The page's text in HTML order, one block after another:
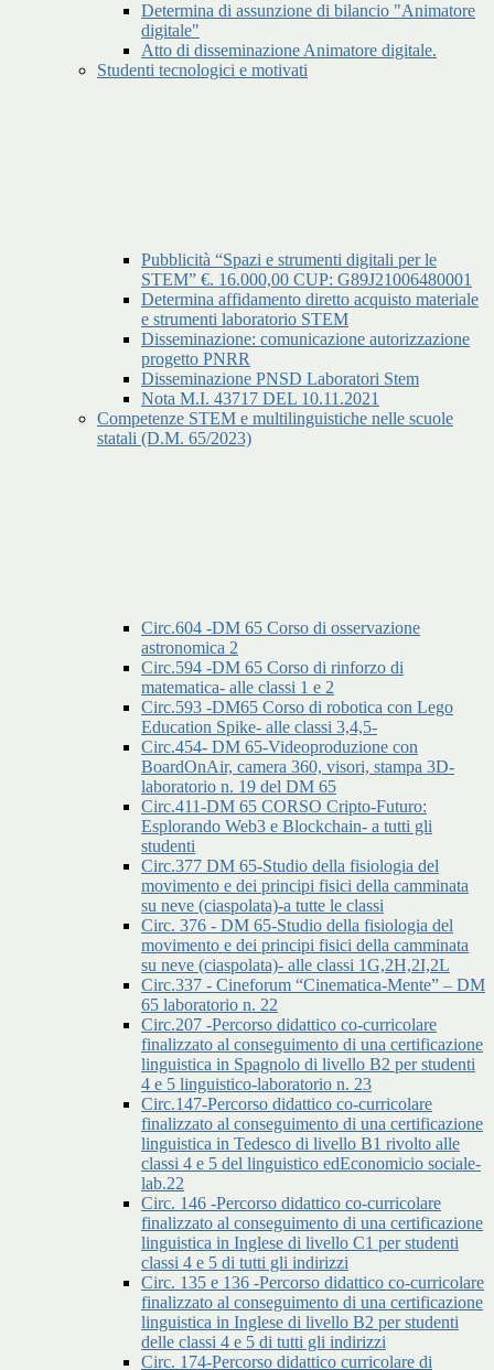
Determina di assunzione di bilancio "Animatore
digitale"
Atto di disseminazione Animatore digitale.
Studenti tecnologici e motivati
Pubblicità “Spazi e strumenti digitali per le
STEM” €. 16.000,00 CUP: G89J21006480001
Determina affidamento diretto acquisto materiale
e strumenti laboratorio STEM
Disseminazione: comunicazione autorizzazione
progetto PNRR
Disseminazione PNSD Laboratori Stem
Nota M.I. 43717 DEL 10.11.2021
Competenze STEM e multilinguistiche nelle scuole
statali (D.M. 65/2023)
Circ.604 -DM 65 Corso di osservazione
astronomica 2
Circ.594 -DM 65 Corso di rinforzo di
matematica- alle classi 1 e 2
Circ.593 -DM65 Corso di robotica con Lego
Education Spike- alle classi 3,4,5-
Circ.454- DM 65-Videoproduzione con
BoardOnAir, camera 360, visori, stampa 3D-
laboratorio n. 19 del DM 65
Circ.411-DM 65 CORSO Cripto-Futuro:
Esplorando Web3 e Blockchain- a tutti gli
studenti
Circ.377 DM 65-Studio della fisiologia del
movimento e dei principi fisici della camminata
su neve (ciaspolata)-a tutte le classi
Circ. 376 - DM 65-Studio della fisiologia del
movimento e dei principi fisici della camminata
su neve (ciaspolata)- alle classi 1G,2H,2I,2L
Circ.337 - Cineforum “Cinematica-Mente” – DM
65 laboratorio n. 22
Circ.207 -Percorso didattico co-curricolare
finalizzato al conseguimento di una certificazione
linguistica in Spagnolo di livello B2 per studenti
4 e 5 linguistico-laboratorio n. 23
Circ.147-Percorso didattico co-curricolare
finalizzato al conseguimento di una certificazione
linguistica in Tedesco di livello B1 rivolto alle
classi 4 e 5 del linguistico edEconomicio sociale-
lab.22
Circ. 146 -Percorso didattico co-curricolare
finalizzato al conseguimento di una certificazione
linguistica in Inglese di livello C1 per studenti
classi 4 e 5 di tutti gli indirizzi
Circ. 135 e 136 -Percorso didattico co-curricolare
finalizzato al conseguimento di una certificazione
linguistica in Inglese di livello B2 per studenti
delle classi 4 e 5 di tutti gli indirizzi
Circ. 174-Percorso didattico curricolare di